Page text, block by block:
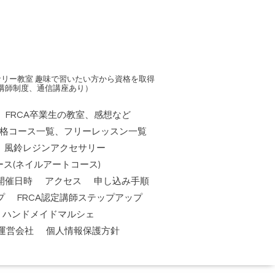
ー教室 趣味で習いたい方から資格を取得
制度、通信講座あり）
FRCA卒業生の教室、感想など
コース一覧、フリーレッスン一覧
風鈴レジンアクセサリー
(ネイルアートコース)
催日時
アクセス
申し込み手順
FRCA認定講師ステップアップ
ンドメイドマルシェ
営会社
個人情報保護方針